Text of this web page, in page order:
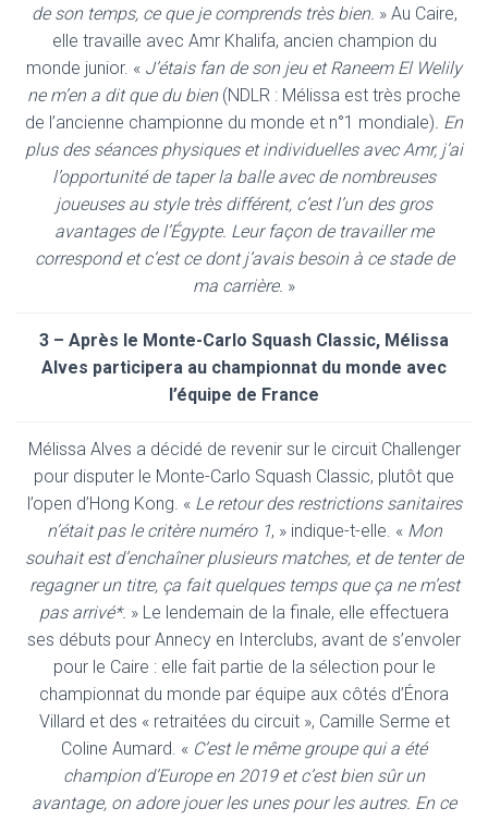
de son temps, ce que je comprends très bien. » Au Caire,
elle travaille avec Amr Khalifa, ancien champion du
monde junior. « J’étais fan de son jeu et Raneem El Welily
ne m’en a dit que du bien(NDLR : Mélissa est très proche
de l’ancienne championne du monde et n°1 mondiale). En
plus des séances physiques et individuelles avec Amr, j’ai
l’opportunité de taper la balle avec de nombreuses
joueuses au style très différent, c’est l’un des gros
avantages de l’Égypte. Leur façon de travailler me
correspond et c’est ce dont j’avais besoin à ce stade de
ma carrière. »
3 – Après le Monte-Carlo Squash Classic, Mélissa
Alves participera au championnat du monde avec
l’équipe de France
Mélissa Alves a décidé de revenir sur le circuit Challenger
pour disputer le Monte-Carlo Squash Classic, plutôt que
l’open d’Hong Kong. « Le retour des restrictions sanitaires
n’était pas le critère numéro 1, » indique-t-elle. « Mon
souhait est d’enchaîner plusieurs matches, et de tenter de
regagner un titre, ça fait quelques temps que ça ne m’est
pas arrivé*. » Le lendemain de la finale, elle effectuera
ses débuts pour Annecy en Interclubs, avant de s’envoler
pour le Caire : elle fait partie de la sélection pour le
championnat du monde par équipe aux côtés d’Énora
Villard et des « retraitées du circuit », Camille Serme et
Coline Aumard. « C’est le même groupe qui a été
champion d’Europe en 2019 et c’est bien sûr un
avantage, on adore jouer les unes pour les autres. En ce